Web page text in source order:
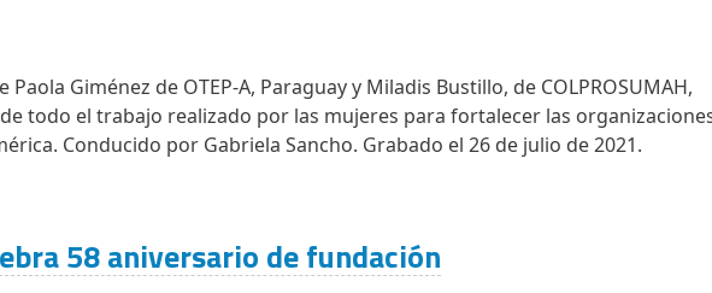
Giménez de OTEP-A, Paraguay y Miladis Bustillo, de COLPROSUMAH,
todo el trabajo realizado por las mujeres para fortalecer las
Conducido por Gabriela Sancho. Grabado el 26 de julio de 2021.
58 aniversario de fundación